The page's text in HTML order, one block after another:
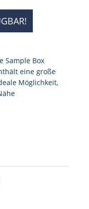
Sample Box
eine große
Möglichkeit,